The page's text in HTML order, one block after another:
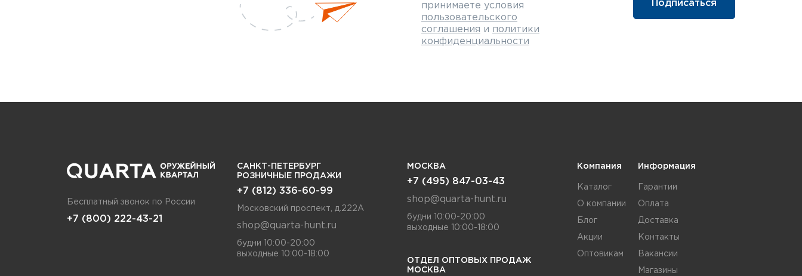
принимаете условия
пользовательского
соглашения и политики
конфиденциальности
Бесплатный звонок по России
+7 (800) 222-43-21
САНКТ-ПЕТЕРБУРГ
РОЗНИЧНЫЕ ПРОДАЖИ
+7 (812) 336-60-99
Московский проспект, д.222А
shop@quarta-hunt.ru
будни 10:00-20:00
выходные 10:00-18:00
МОСКВА
+7 (495) 847-03-43
shop@quarta-hunt.ru
будни 10:00-20:00
выходные 10:00-18:00
ОТДЕЛ ОПТОВЫХ ПРОДАЖ
МОСКВА
Компания
Каталог
О компании
Блог
Акции
Оптовикам
Информация
Гарантии
Оплата
Доставка
Контакты
Вакансии
Магазины